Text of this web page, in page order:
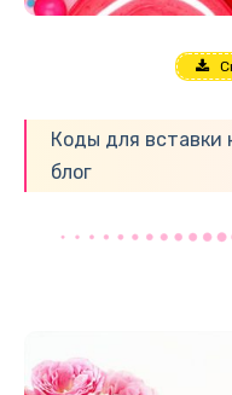
Коды для вставки
блог